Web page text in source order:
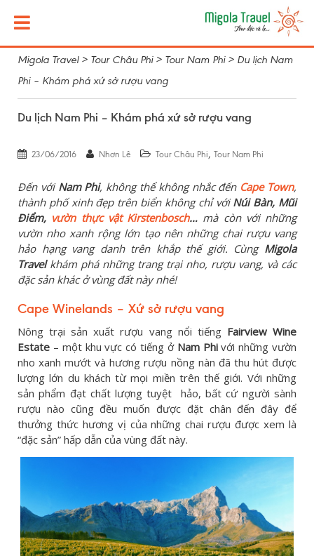
Migola Travel> Tour Châu Phi> Tour Nam Phi> Du lịch Nam
Phi – Khám phá xứ sở rượu vang
Du lịch Nam Phi – Khám phá xứ sở rượu vang
23/06/2016 Nhơn Lê Tour Châu Phi, Tour Nam Phi
Đến với Nam Phi, không thể không nhắc đến Cape Town,
thành phố xinh đẹp trên biển không chỉ vớiNúi Bàn, Mũi
Điểm, vườn thực vật Kirstenbosch… mà còn với những
vườn nho xanh rộng lớn tạo nên những chai rượu vang
hảo hạng vang danh trên khắp thế giới. Cùng Migola
Travelkhám phá những trang trại nho, rượu vang, và các
đặc sản khác ở vùng đất này nhé!
Cape Winelands – Xứ sở rượu vang
Nông trại sản xuất rượu vang nổi tiếng Fairview Wine
Estate – một khu vực có tiếng ở Nam Phivới những vườn
nho xanh mướt và hương rượu nồng nàn đã thu hút được
lượng lớn du khách từ mọi miền trên thế giới. Với những
sản phẩm đạt chất lượng tuyệt hảo, bất cứ người sành
rượu nào cũng đều muốn được đặt chân đến đây để
thưởng thức hương vị của những chai rượu được xem là
“đặc sản” hấp dẫn của vùng đất này.